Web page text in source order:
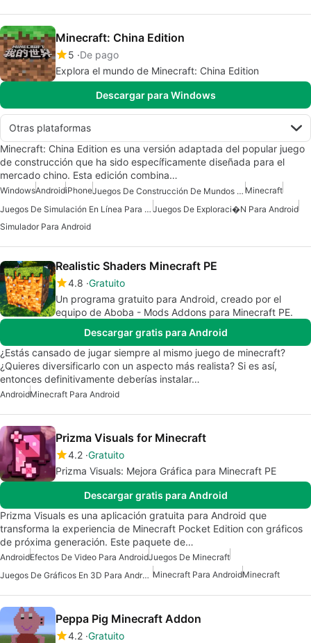
Minecraft: China Edition
5 De pago
Explora el mundo de Minecraft: China Edition
Descargar para Windows
Otras plataformas
Minecraft: China Edition es una versión adaptada del popular juego
de construcción que ha sido específicamente diseñada para el
mercado chino. Esta edición combina…
WindowsAndroidiPhone Juegos De Construcción De Mundos Para Android Minecraft
Juegos De Simulación En Línea Para Android Juegos De Exploraci�n Para Android
Simulador Para Android
Realistic Shaders Minecraft PE
4.8 Gratuito
Un programa gratuito para Android, creado por el
equipo de Aboba - Mods Addons para Minecraft PE.
Descargar gratis para Android
¿Estás cansado de jugar siempre al mismo juego de minecraft?
¿Quieres diversificarlo con un aspecto más realista? Si es así,
entonces definitivamente deberías instalar…
AndroidMinecraft Para Android
Prizma Visuals for Minecraft
4.2 Gratuito
Prizma Visuals: Mejora Gráfica para Minecraft PE
Descargar gratis para Android
Prizma Visuals es una aplicación gratuita para Android que
transforma la experiencia de Minecraft Pocket Edition con gráficos
de próxima generación. Este paquete de…
AndroidEfectos De Video Para AndroidJuegos De Minecraft
Juegos De Gráficos En 3D Para Android Minecraft Para AndroidMinecraft
Peppa Pig Minecraft Addon
4.2 Gratuito